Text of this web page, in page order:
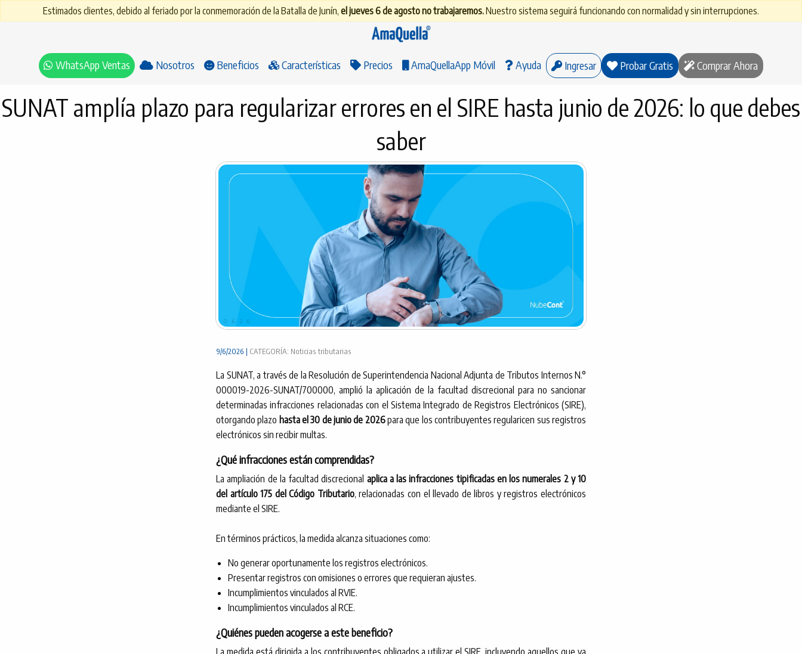
Estimados clientes, debido al feriado por la conmemoración de la Batalla de Junín, el jueves 6 de agosto no trabajaremos.Nuestro sistema seguirá funcionando con normalidad y sin interrupciones.
WhatsApp Ventas Nosotros Beneficios Características Precios AmaQuellaApp Móvil Ayuda Ingresar Probar Gratis Comprar Ahora
SUNAT amplía plazo para regularizar errores en el SIRE hasta junio de 2026: lo que debes
saber
9/6/2026 | CATEGORÍA: Noticias tributarias
La SUNAT, a través de la Resolución de Superintendencia Nacional Adjunta de Tributos Internos N.°
000019-2026-SUNAT/700000, amplió la aplicación de la facultad discrecional para no sancionar
determinadas infracciones relacionadas con el Sistema Integrado de Registros Electrónicos (SIRE),
otorgando plazo hasta el 30 de junio de 2026para que los contribuyentes regularicen sus registros
electrónicos sin recibir multas.
¿Qué infracciones están comprendidas?
La ampliación de la facultad discrecional aplica a las infracciones tipificadas en los numerales 2 y 10
del artículo 175 del Código Tributario, relacionadas con el llevado de libros y registros electrónicos
mediante el SIRE.
En términos prácticos, la medida alcanza situaciones como:
No generar oportunamente los registros electrónicos.
Presentar registros con omisiones o errores que requieran ajustes.
Incumplimientos vinculados al RVIE.
Incumplimientos vinculados al RCE.
¿Quiénes pueden acogerse a este beneficio?